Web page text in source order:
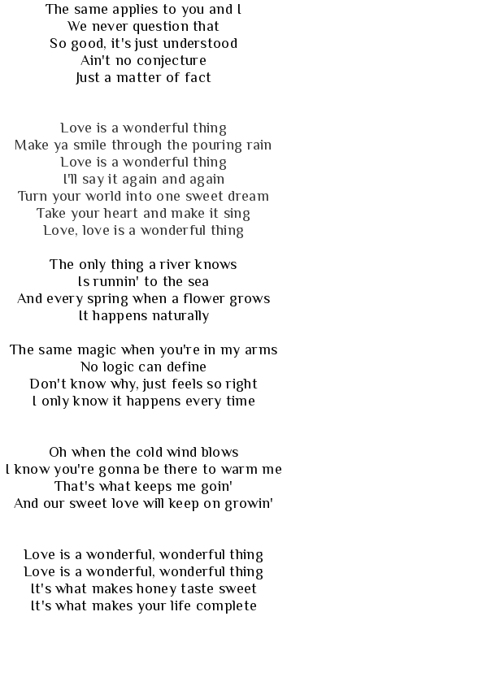
The same applies to you and I
We never question that
So good, it's just understood
Ain't no conjecture
Just a matter of fact
Love is a wonderful thing
Make ya smile through the pouring rain
Love is a wonderful thing
I'll say it again and again
Turn your world into one sweet dream
Take your heart and make it sing
Love, love is a wonderful thing
The only thing a river knows
Is runnin' to the sea
And every spring when a flower grows
It happens naturally
The same magic when you're in my arms
No logic can define
Don't know why, just feels so right
I only know it happens every time
Oh when the cold wind blows
I know you're gonna be there to warm me
That's what keeps me goin'
And our sweet love will keep on growin'
Love is a wonderful, wonderful thing
Love is a wonderful, wonderful thing
It's what makes honey taste sweet
It's what makes your life complete